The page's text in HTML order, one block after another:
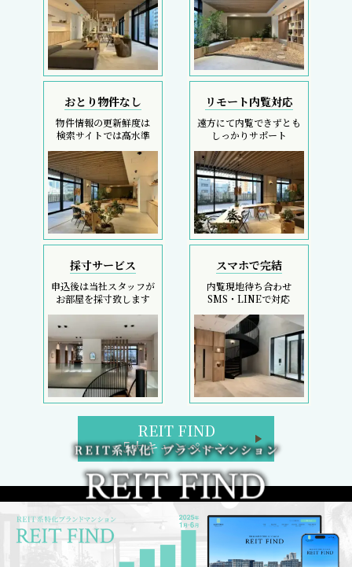
おとり物件なし
物件情報の更新鮮度は
検索サイトでは高水準
リモート内覧対応
遠方にて内覧できずとも
しっかりサポート
採寸サービス
申込後は当社スタッフが
お部屋を採寸致します
スマホで完結
内覧現地待ち合わせ
SMS・LINEで対応
REIT FIND
5大キャンペーン